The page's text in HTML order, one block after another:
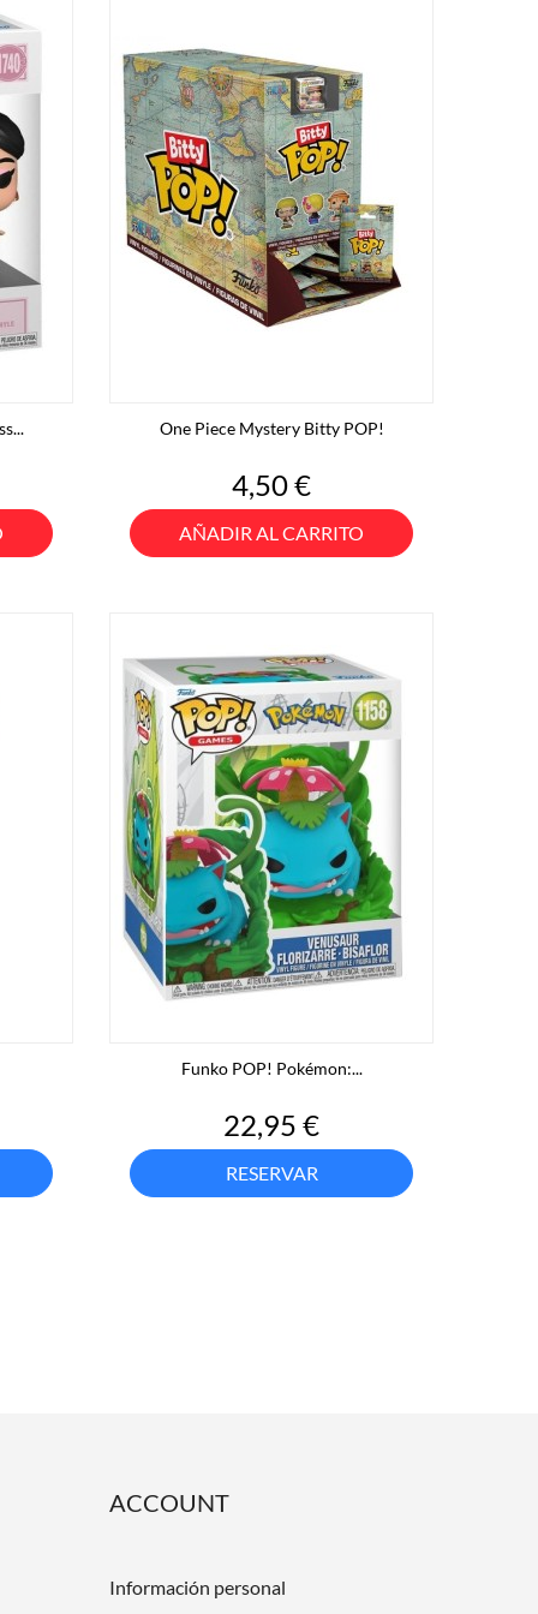
One Piece Mystery Bitty POP!
Precio
4,50 €
AÑADIR AL CARRITO
Funko POP! Pokémon:...
Precio
22,95 €
RESERVAR
ACCOUNT
Información personal